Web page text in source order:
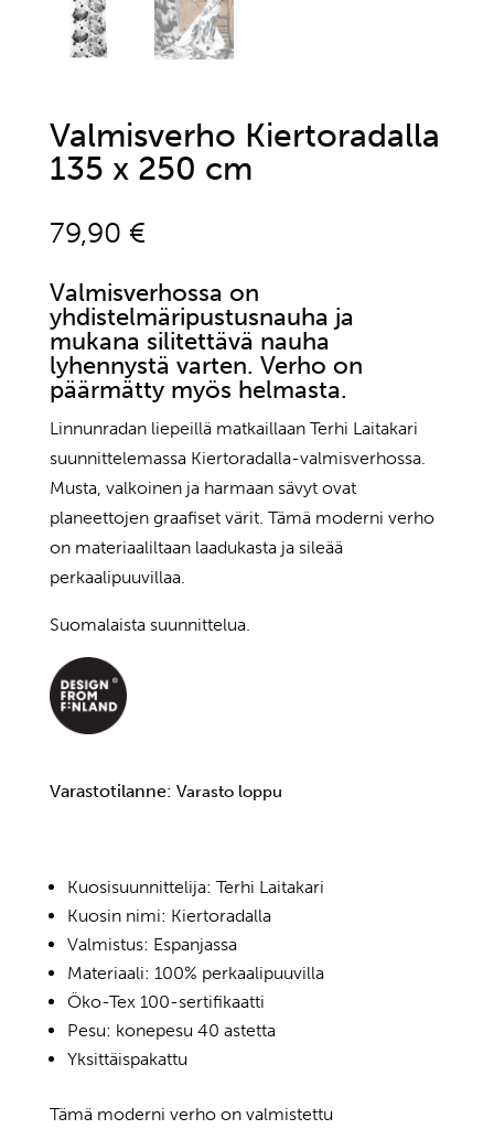
Valmisverho Kiertoradalla
135 x 250 cm
79,90 €
Valmisverhossa on
yhdistelmäripustusnauha ja
mukana silitettävä nauha
lyhennystä varten. Verho on
päärmätty myös helmasta.
Linnunradan liepeillä matkaillaan Terhi Laitakari
suunnittelemassa Kiertoradalla-valmisverhossa.
Musta, valkoinen ja harmaan sävyt ovat
planeettojen graafiset värit. Tämä moderni verho
on materiaaliltaan laadukasta ja sileää
perkaalipuuvillaa.
Suomalaista suunnittelua.
Varastotilanne: Varasto loppu
Kuosisuunnittelija: Terhi Laitakari
Kuosin nimi: Kiertoradalla
Valmistus: Espanjassa
Materiaali: 100% perkaalipuuvilla
Öko-Tex 100-sertifikaatti
Pesu: konepesu 40 astetta
Yksittäispakattu
Tämä moderni verho on valmistettu